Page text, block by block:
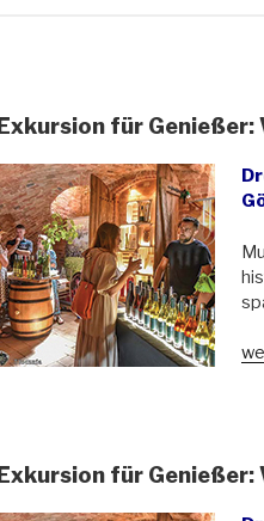
Exkursion für
Exkursion für